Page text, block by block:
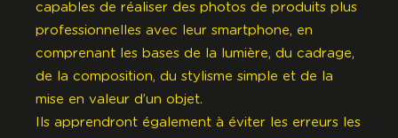
capables de réaliser des photos de produits plus
professionnelles avec leur smartphone, en
comprenant les bases de la lumière, du cadrage,
de la composition, du stylisme simple et de la
mise en valeur d’un objet.
Ils apprendront également à éviter les erreurs les